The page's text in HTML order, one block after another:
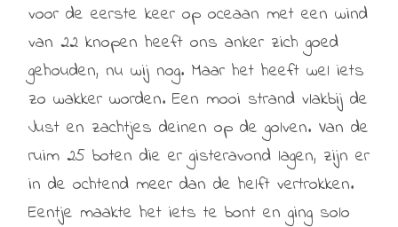
voor de eerste keer op oceaan met een wind
van 22 knopen heeft ons anker zich goed
gehouden, nu wij nog. Maar het heeft wel iets
zo wakker worden. Een mooi strand vlakbij de
Just en zachtjes deinen op de golven. Van de
ruim 25 boten die er gisteravond lagen, zijn er
in de ochtend meer dan de helft vertrokken.
Eentje maakte het iets te bont en ging solo